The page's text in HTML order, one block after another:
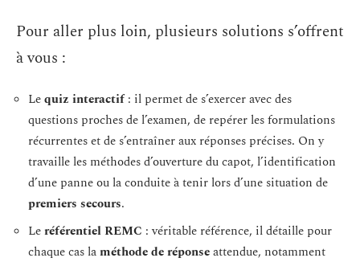
Pour aller plus loin, plusieurs solutions s’offrent
à vous :
Lequiz interactif: il permet de s’exercer avec des
questions proches de l’examen, de repérer les formulations
récurrentes et de s’entraîner aux réponses précises. On y
travaille les méthodes d’ouverture du capot, l’identification
d’une panne ou la conduite à tenir lors d’une situation de
premiers secours.
Leréférentiel REMC : véritable référence, il détaille pour
chaque cas laméthode de réponseattendue, notamment